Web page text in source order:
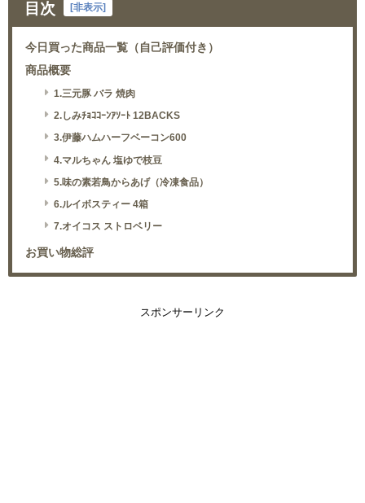
目次 [非表示]
今日買った商品一覧（自己評価付き）
商品概要
1.三元豚 バラ 焼肉
2.しみﾁｮｺｺｰﾝｱｿｰﾄ 12BACKS
3.伊藤ハムハーフベーコン600
4.マルちゃん 塩ゆで枝豆
5.味の素若鳥からあげ（冷凍食品）
6.ルイボスティー 4箱
7.オイコス ストロベリー
お買い物総評
スポンサーリンク